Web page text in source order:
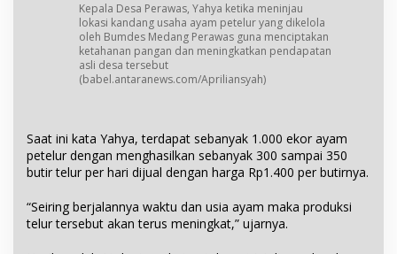
Kepala Desa Perawas, Yahya ketika meninjau
lokasi kandang usaha ayam petelur yang dikelola
oleh Bumdes Medang Perawas guna menciptakan
ketahanan pangan dan meningkatkan pendapatan
asli desa tersebut
(babel.antaranews.com/Apriliansyah)
Saat ini kata Yahya, terdapat sebanyak 1.000 ekor ayam
petelur dengan menghasilkan sebanyak 300 sampai 350
butir telur per hari dijual dengan harga Rp1.400 per butirnya.
“Seiring berjalannya waktu dan usia ayam maka produksi
telur tersebut akan terus meningkat,” ujarnya.